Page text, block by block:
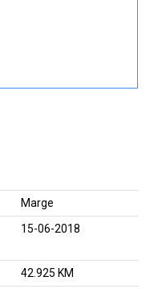
Marge
15-06-2018
42.925 KM